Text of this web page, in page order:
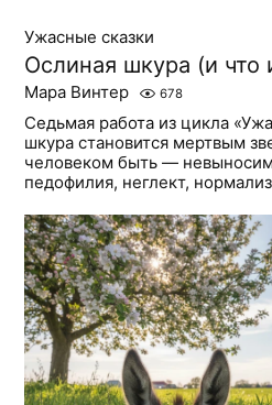
Ужасные сказки
Ослиная шкура (и что
Мара Винтер 678
Седьмая работа из цикла
шкура становится мертвым
человеком быть —
педофилия, неглект,